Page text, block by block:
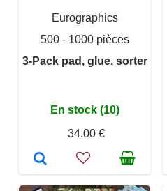
Eurographics
500 - 1000 pièces
3-Pack pad, glue, sorter
En stock (10)
34,00 €